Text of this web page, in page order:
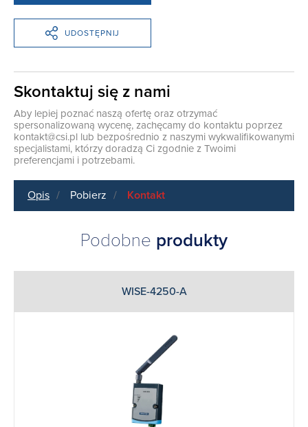
UDOSTĘPNIJ
Skontaktuj się z nami
Aby lepiej poznać naszą ofertę oraz otrzymać
spersonalizowaną wycenę, zachęcamy do kontaktu poprzez
kontakt@csi.pl lub bezpośrednio z naszymi wykwalifikowanymi
specjalistami, którzy doradzą Ci zgodnie z Twoimi
preferencjami i potrzebami.
Opis Pobierz Kontakt
Podobne produkty
WISE-4250-A